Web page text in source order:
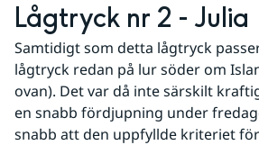
Lågtryck nr 2 - Julia
Samtidigt som detta lågtryck
lågtryck redan på lur söder om
ovan). Det var då inte särskilt
en snabb fördjupning under
snabb att den uppfyllde kriteriet